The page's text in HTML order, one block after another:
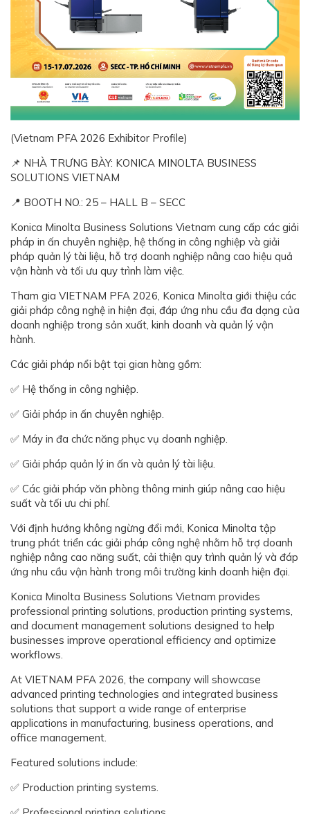
(Vietnam PFA 2026 Exhibitor Profile)
📌 NHÀ TRƯNG BÀY: KONICA MINOLTA BUSINESS
SOLUTIONS VIETNAM
📍 BOOTH NO.: 25 – HALL B – SECC
Konica Minolta Business Solutions Vietnam cung cấp các giải
pháp in ấn chuyên nghiệp, hệ thống in công nghiệp và giải
pháp quản lý tài liệu, hỗ trợ doanh nghiệp nâng cao hiệu quả
vận hành và tối ưu quy trình làm việc.
Tham gia VIETNAM PFA 2026, Konica Minolta giới thiệu các
giải pháp công nghệ in hiện đại, đáp ứng nhu cầu đa dạng của
doanh nghiệp trong sản xuất, kinh doanh và quản lý vận
hành.
Các giải pháp nổi bật tại gian hàng gồm:
✅ Hệ thống in công nghiệp.
✅ Giải pháp in ấn chuyên nghiệp.
✅ Máy in đa chức năng phục vụ doanh nghiệp.
✅ Giải pháp quản lý in ấn và quản lý tài liệu.
✅ Các giải pháp văn phòng thông minh giúp nâng cao hiệu
suất và tối ưu chi phí.
Với định hướng không ngừng đổi mới, Konica Minolta tập
trung phát triển các giải pháp công nghệ nhằm hỗ trợ doanh
nghiệp nâng cao năng suất, cải thiện quy trình quản lý và đáp
ứng nhu cầu vận hành trong môi trường kinh doanh hiện đại.
Konica Minolta Business Solutions Vietnam provides
professional printing solutions, production printing systems,
and document management solutions designed to help
businesses improve operational efficiency and optimize
workflows.
At VIETNAM PFA 2026, the company will showcase
advanced printing technologies and integrated business
solutions that support a wide range of enterprise
applications in manufacturing, business operations, and
office management.
Featured solutions include:
✅ Production printing systems.